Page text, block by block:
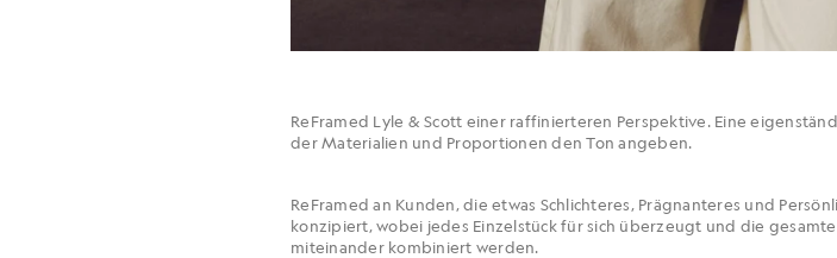
ReFramed Lyle & Scott einer raffinierteren Perspektive. Eine
der Materialien und Proportionen den Ton angeben.
ReFramed an Kunden, die etwas Schlichteres, Prägnanteres und
konzipiert, wobei jedes Einzelstück für sich überzeugt und die
miteinander kombiniert werden.